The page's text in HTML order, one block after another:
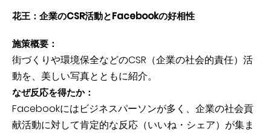
花王：企業のCSR活動とFacebookの好相性
施策概要：
街づくりや環境保全などのCSR（企業の社会的責任）活
動を、美しい写真とともに紹介。
なぜ反応を得たか：
Facebookにはビジネスパーソンが多く、企業の社会貢
献活動に対して肯定的な反応（いいね・シェア）が集ま